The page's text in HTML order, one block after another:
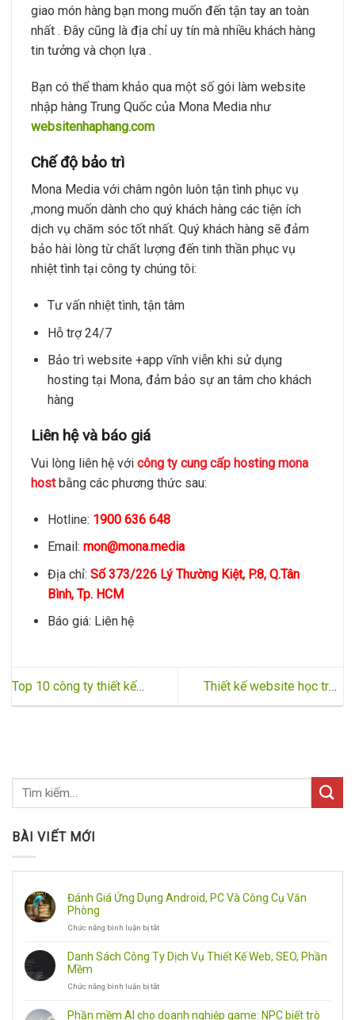
BÀI VIẾT MỚI
Đánh Giá Ứng Dụng Android, PC Và Công Cụ Văn
Phòng
Chức năng bình luận bị tắt
Giá
Ứng
Và
Danh Sách Công Ty Dịch Vụ Thiết Kế Web, SEO, Phần
Mềm
Chức năng bình luận bị tắt
Sách
Phần mềm AI cho doanh nghiệp game: NPC biết trò
giao món hàng bạn mong muốn đến tận tay an toàn
nhất . Đây cũng là địa chỉ uy tín mà nhiều khách hàng
tin tưởng và chọn lựa .
Bạn có thể tham khảo qua một số gói làm website
nhập hàng Trung Quốc của Mona Media như
websitenhaphang.com
Chế độ bảo trì
Mona Media với châm ngôn luôn tận tình phục vụ
,mong muốn dành cho quý khách hàng các tiện ích
dịch vụ chăm sóc tốt nhất. Quý khách hàng sẽ đảm
bảo hài lòng từ chất lượng đến tinh thần phục vụ
nhiệt tình tại công ty chúng tôi:
Tư vấn nhiệt tình, tận tâm
Hỗ trợ 24/7
Bảo trì website +app vĩnh viễn khi sử dụng
hosting tại Mona, đảm bảo sự an tâm cho khách
hàng
Liên hệ và báo giá
Vui lòng liên hệ với công ty cung cấp hosting mona
hostbằng các phương thức sau:
Hotline: 1900 636 648
Email: mon@mona.media
Địa chỉ: Số 373/226 Lý Thường Kiệt, P.8, Q.Tân
Bình, Tp. HCM
Báo giá: Liên hệ
Top 10 công ty thiết kế
website chuyên nghiệp – số
Thiết kế website học trực
tuyến đầy đủ tính năng